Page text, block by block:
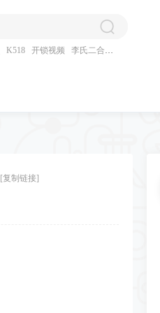
K518 开锁视频 李氏二合一
[复制链接]